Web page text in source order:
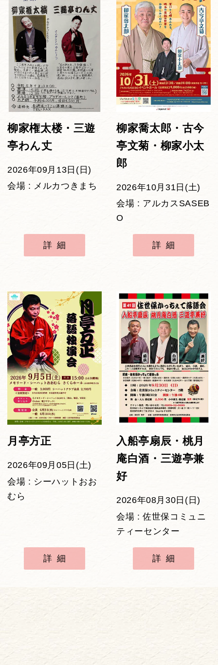
柳家権太楼・三遊
亭わん丈
2026年09月13日(日)
会場 : メルカつきまち
詳細
柳家喬太郎・古今
亭文菊・柳家小太
郎
2026年10月31日(土)
会場 : アルカスSASEB
O
詳細
月亭方正
2026年09月05日(土)
会場 : シーハットおお
むら
詳細
入船亭扇辰・桃月
庵白酒・三遊亭兼
好
2026年08月30日(日)
会場 : 佐世保コミュニ
ティーセンター
詳細